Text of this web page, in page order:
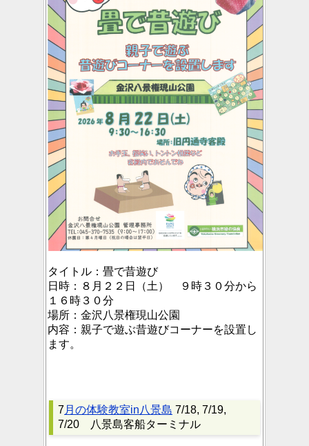
タイトル： 畳で昔遊び
日時： ８月２２日（土） ９時３０分から
１６時３０分
場所： 金沢八景権現山公園
内容： 親子で遊ぶ昔遊びコーナーを設置し
ます。
7月の体験教室in八景島 7/18, 7/19,
7/20 八景島客船ターミナル